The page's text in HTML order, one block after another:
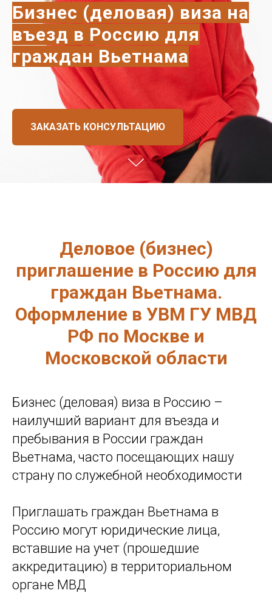
Бизнес (деловая) виза на
въезд в Россию для
граждан Вьетнама
ЗАКАЗАТЬ КОНСУЛЬТАЦИЮ
Деловое (бизнес)
приглашение в Россию для
граждан Вьетнама.
Оформление в УВМ ГУ МВД
РФ по Москве и
Московской области
Бизнес (деловая) виза в Россию –
наилучший вариант для въезда и
пребывания в России граждан
Вьетнама, часто посещающих нашу
страну по служебной необходимости
Приглашать граждан Вьетнама в
Россию могут юридические лица,
вставшие на учет (прошедшие
аккредитацию) в территориальном
органе МВД